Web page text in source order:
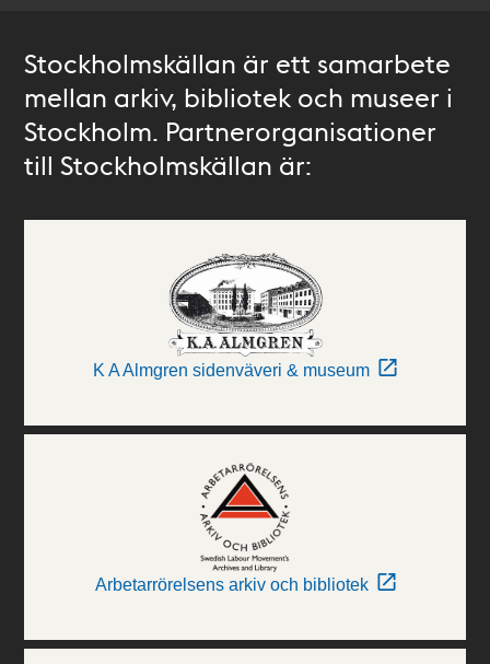
Stockholmskällan är ett samarbete
mellan arkiv, bibliotek och museer i
Stockholm. Partnerorganisationer
till Stockholmskällan är:
K A Almgren sidenväveri & museum
Arbetarrörelsens arkiv och bibliotek